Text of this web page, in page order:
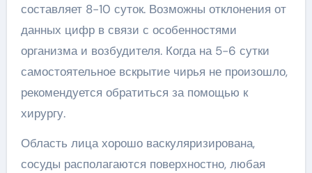
составляет 8-10 суток. Возможны отклонения от
данных цифр в связи с особенностями
организма и возбудителя. Когда на 5-6 сутки
самостоятельное вскрытие чирья не произошло,
рекомендуется обратиться за помощью к
хирургу.
Область лица хорошо васкуляризирована,
сосуды располагаются поверхностно, любая